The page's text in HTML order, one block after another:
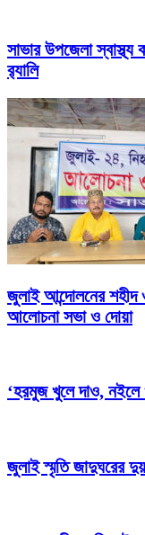
সাভার উপজেলা
র‍্যালি
জুলাই আন্দোলনের শহীদ
আলোচনা সভা ও দোয়া
‘হরমুজ খুলে দাও, নইলে
জুলাই স্মৃতি জাদুঘরের